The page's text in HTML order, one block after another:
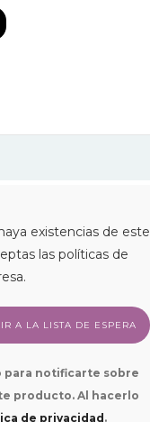
existencias de este
las políticas de
para notificarte sobre
producto. Al hacerlo
de privacidad .